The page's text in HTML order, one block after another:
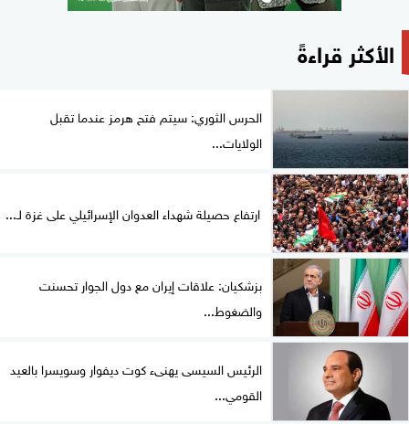
الأكثر قراءةً
الحرس الثوري: سيتم فتح هرمز عندما تقبل
الولايات...
ارتفاع حصيلة شهداء العدوان الإسرائيلي على غزة لـ...
بزشكيان: علاقات إيران مع دول الجوار تحسنت
والضغوط...
الرئيس السيسى يهنىء كوت ديفوار وسويسرا بالعيد
القومي...